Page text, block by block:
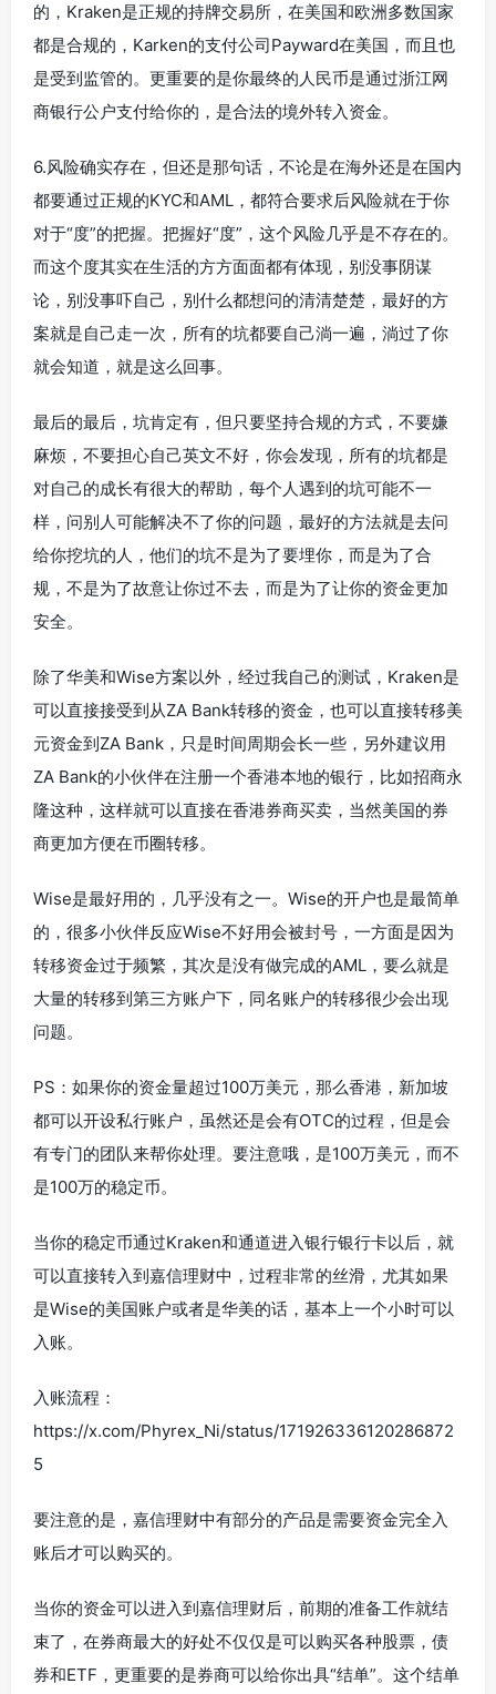
的，Kraken是正规的持牌交易所，在美国和欧洲多数国家
都是合规的，Karken的支付公司Payward在美国，而且也
是受到监管的。更重要的是你最终的人民币是通过浙江网
商银行公户支付给你的，是合法的境外转入资金。
6.风险确实存在，但还是那句话，不论是在海外还是在国内
都要通过正规的KYC和AML，都符合要求后风险就在于你
对于“度”的把握。把握好“度”，这个风险几乎是不存在的。
而这个度其实在生活的方方面面都有体现，别没事阴谋
论，别没事吓自己，别什么都想问的清清楚楚，最好的方
案就是自己走一次，所有的坑都要自己淌一遍，淌过了你
就会知道，就是这么回事。
最后的最后，坑肯定有，但只要坚持合规的方式，不要嫌
麻烦，不要担心自己英文不好，你会发现，所有的坑都是
对自己的成长有很大的帮助，每个人遇到的坑可能不一
样，问别人可能解决不了你的问题，最好的方法就是去问
给你挖坑的人，他们的坑不是为了要埋你，而是为了合
规，不是为了故意让你过不去，而是为了让你的资金更加
安全。
除了华美和Wise方案以外，经过我自己的测试，Kraken是
可以直接接受到从ZA Bank转移的资金，也可以直接转移美
元资金到ZA Bank，只是时间周期会长一些，另外建议用
ZA Bank的小伙伴在注册一个香港本地的银行，比如招商永
隆这种，这样就可以直接在香港券商买卖，当然美国的券
商更加方便在币圈转移。
Wise是最好用的，几乎没有之一。Wise的开户也是最简单
的，很多小伙伴反应Wise不好用会被封号，一方面是因为
转移资金过于频繁，其次是没有做完成的AML，要么就是
大量的转移到第三方账户下，同名账户的转移很少会出现
问题。
PS：如果你的资金量超过100万美元，那么香港，新加坡
都可以开设私行账户，虽然还是会有OTC的过程，但是会
有专门的团队来帮你处理。要注意哦，是100万美元，而不
是100万的稳定币。
当你的稳定币通过Kraken和通道进入银行银行卡以后，就
可以直接转入到嘉信理财中，过程非常的丝滑，尤其如果
是Wise的美国账户或者是华美的话，基本上一个小时可以
入账。
入账流程：
https://x.com/Phyrex_Ni/status/171926336120286872
5
要注意的是，嘉信理财中有部分的产品是需要资金完全入
账后才可以购买的。
当你的资金可以进入到嘉信理财后，前期的准备工作就结
束了，在券商最大的好处不仅仅是可以购买各种股票，债
券和ETF，更重要的是券商可以给你出具“结单”。这个结单